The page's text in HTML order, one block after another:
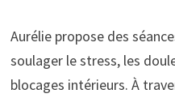
Aurélie propose des
soulager le stress, les
blocages intérieurs. À